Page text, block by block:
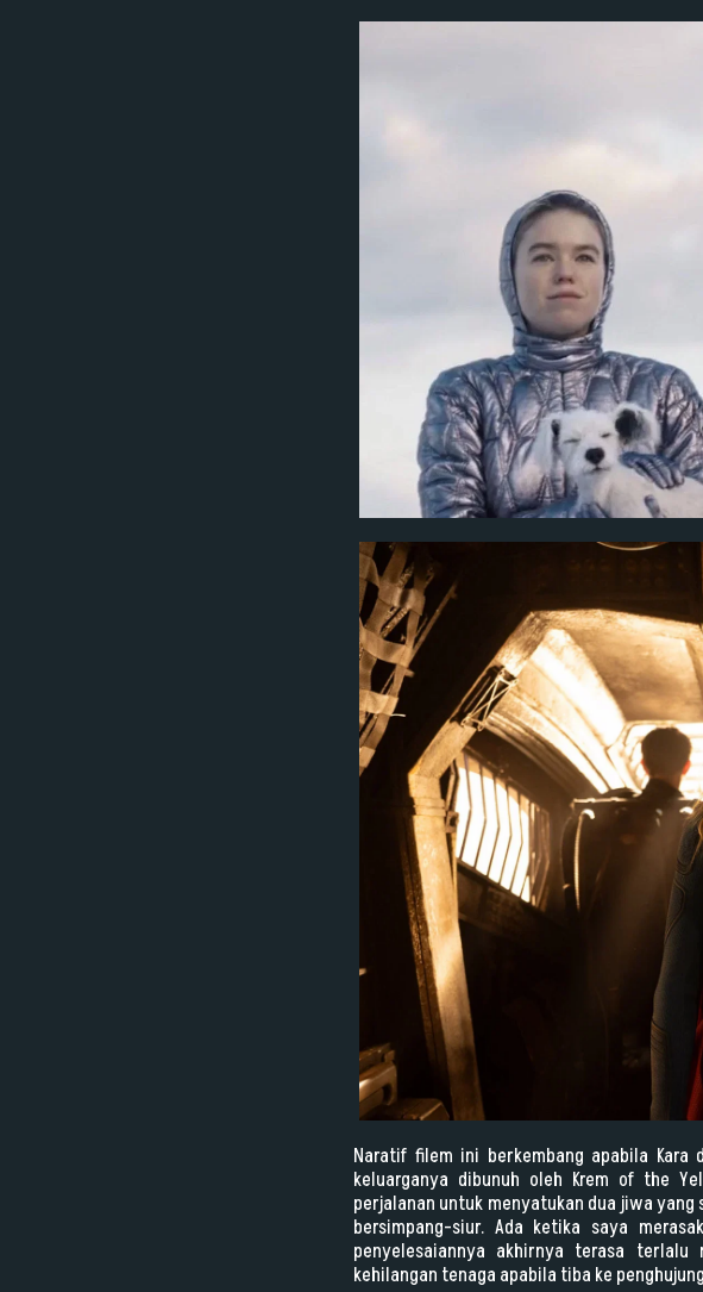
Naratif filem ini berkembang apabila Kara
keluarganya dibunuh oleh Krem of the
perjalanan untuk menyatukan dua jiwa
bersimpang-siur. Ada ketika saya
penyelesaiannya akhirnya terasa
kehilangan tenaga apabila tiba ke